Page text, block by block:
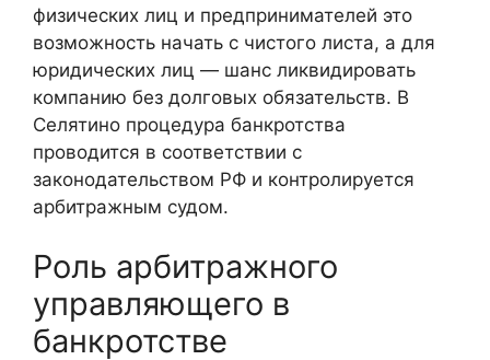
физических лиц и предпринимателей это
возможность начать с чистого листа, а для
юридических лиц — шанс ликвидировать
компанию без долговых обязательств. В
Селятино процедура банкротства
проводится в соответствии с
законодательством РФ и контролируется
арбитражным судом.
Роль арбитражного
управляющего в
банкротстве